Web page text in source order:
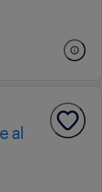
al